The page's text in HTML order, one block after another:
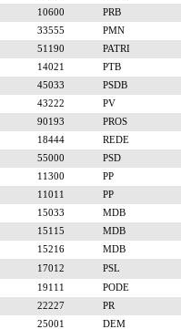
10600
PRB
33555
PMN
51190
PATRI
14021
PTB
45033
PSDB
43222
PV
90193
PROS
18444
REDE
55000
PSD
11300
PP
11011
PP
15033
MDB
15115
MDB
15216
MDB
17012
PSL
19111
PODE
22227
PR
25001 DEM